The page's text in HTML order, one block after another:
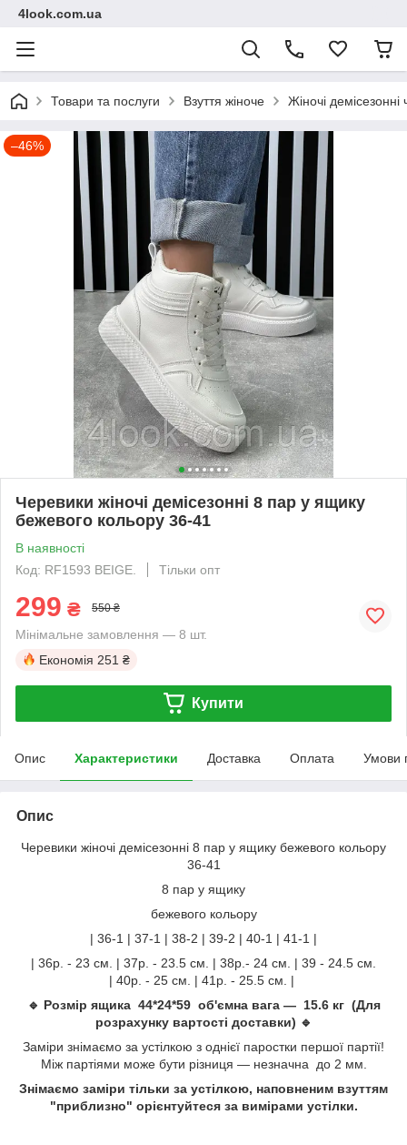
4look.com.ua
Товари та послуги Взуття жіноче Жіночі демісезонні
–46%
Черевики жіночі демісезонні 8 пар у ящику
бежевого кольору 36-41
В наявності
Код: RF1593 BEIGE.
Тільки опт
299 ₴ 550 ₴
Мінімальне замовлення — 8 шт.
Економія 251 ₴
Купити
Опис Характеристики Доставка Оплата Умови
Опис
Черевики жіночі демісезонні 8 пар у ящику бежевого кольору
36-41
8 пар у ящику
бежевого кольору
| 36-1 | 37-1 | 38-2 | 39-2 | 40-1 | 41-1 |
| 36р. - 23 см. | 37р. - 23.5 см. | 38р.- 24 см. | 39 - 24.5 см.
| 40р. - 25 см. | 41р. - 25.5 см. |
🔹 Розмір ящика 44*24*59 об'ємна вага — 15.6 кг (Для
розрахунку вартості доставки) 🔹
Заміри знімаємо за устілкою з однієї паростки першої партії!
Між партіями може бути різниця — незначна до 2 мм.
Знімаємо заміри тільки за устілкою, наповненим взуттям
"приблизно" орієнтуйтеся за вимірами устілки.